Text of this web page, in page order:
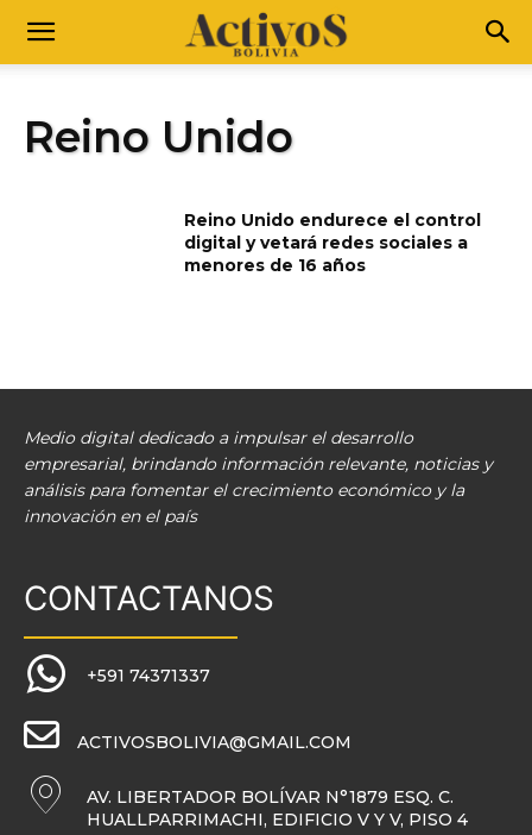
Reino Unido
Reino Unido endurece el control
digital y vetará redes sociales a
menores de 16 años
Medio digital dedicado a impulsar el desarrollo
empresarial, brindando información relevante, noticias y
análisis para fomentar el crecimiento económico y la
innovación en el país
CONTACTANOS
+591 74371337
ACTIVOSBOLIVIA@GMAIL.COM
AV. LIBERTADOR BOLÍVAR N°1879 ESQ. C.
HUALLPARRIMACHI, EDIFICIO V Y V, PISO 4